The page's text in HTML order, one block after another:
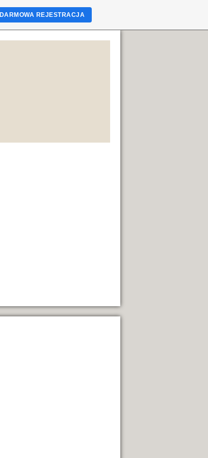
DARMOWA REJESTRACJA